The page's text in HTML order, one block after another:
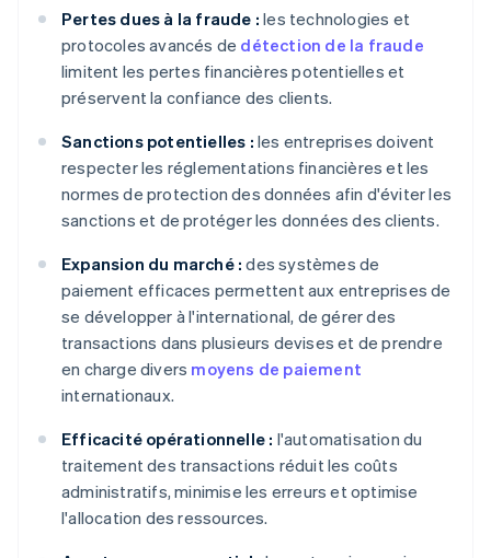
Pertes dues à la fraude : les technologies et
protocoles avancés de détection de la fraude
limitent les pertes financières potentielles et
préservent la confiance des clients.
Sanctions potentielles : les entreprises doivent
respecter les réglementations financières et les
normes de protection des données afin d'éviter les
sanctions et de protéger les données des clients.
Expansion du marché : des systèmes de
paiement efficaces permettent aux entreprises de
se développer à l'international, de gérer des
transactions dans plusieurs devises et de prendre
en charge divers moyens de paiement
internationaux.
Efficacité opérationnelle : l'automatisation du
traitement des transactions réduit les coûts
administratifs, minimise les erreurs et optimise
l'allocation des ressources.